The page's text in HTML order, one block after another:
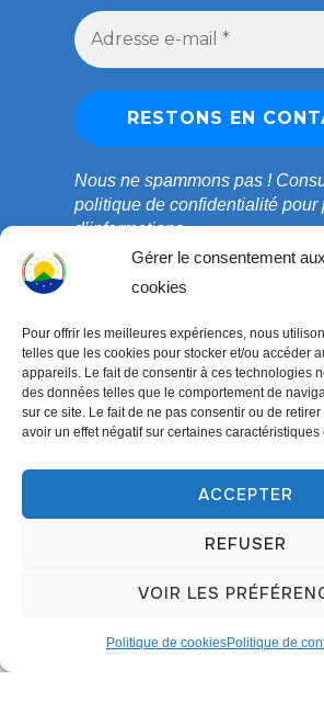
Gérer le consentement aux
cookies
Pour offrir les meilleures expériences, nous
telles que les cookies pour stocker et/ou accéder
appareils. Le fait de consentir à ces technologies
des données telles que le comportement de
sur ce site. Le fait de ne pas consentir ou de
avoir un effet négatif sur certaines caractéristiques
ACCEPTER
REFUSER
VOIR LES
Politique de cookiesPolitique de
Nous ne spammons pas !
politique de confidentialitépour
d’informations.
Copyright © 2003-2026 ONG